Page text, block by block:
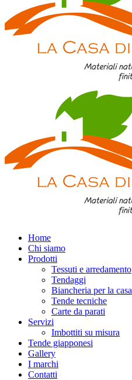
Home
Chi siamo
Prodotti
Tessuti e arredamento
Tendaggi
Biancheria per la casa
Tende tecniche
Carte da parati
Servizi
Imbottiti su misura
Tende giapponesi
Gallery
I marchi
Contatti